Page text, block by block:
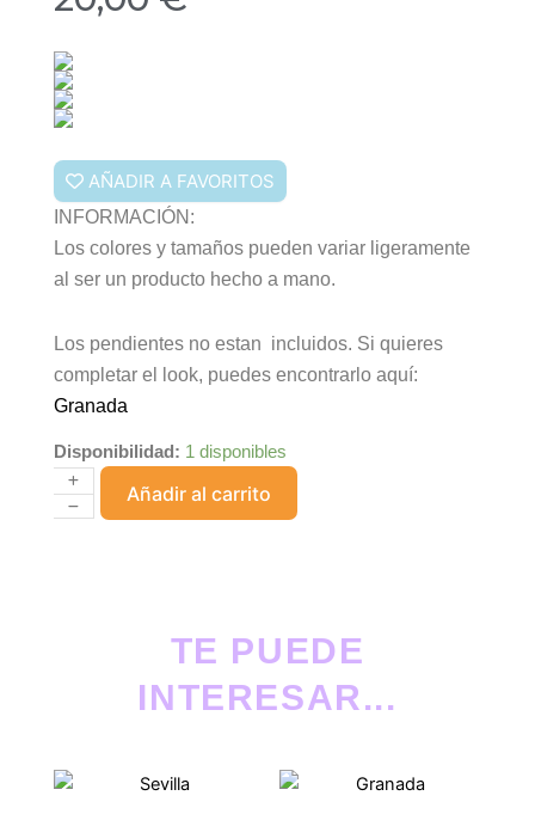
AÑADIR A FAVORITOS
INFORMACIÓN:
Los colores y tamaños pueden variar ligeramente
al ser un producto hecho a mano.
Los pendientes no estan incluidos. Si quieres
completar el look, puedes encontrarlo aquí:
Granada
Disponibilidad: 1 disponibles
Collar
Concha
Añadir al carrito
TE PUEDE
INTERESAR...